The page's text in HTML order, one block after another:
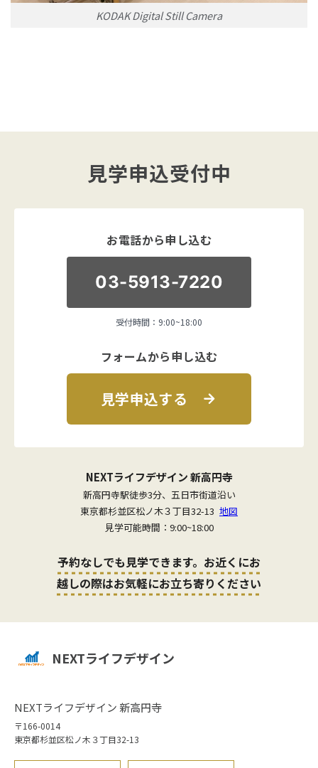
KODAK Digital Still Camera
見学申込受付中
お電話から申し込む
03-5913-7220
受付時間：9:00~18:00
フォームから申し込む
見学申込する
NEXTライフデザイン 新高円寺
新高円寺駅徒歩3分、五日市街道沿い
東京都杉並区松ノ木３丁目32-13 地図
見学可能時間：9:00~18:00
予約なしでも見学できます。お近くにお
越しの際はお気軽にお立ち寄りください
NEXTライフデザイン
NEXTライフデザイン 新高円寺
〒166-0014
東京都杉並区松ノ木３丁目32-13